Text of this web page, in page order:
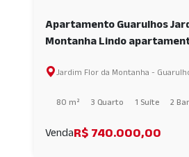
Apartamento Guarulhos
Montanha Lindo
Guarulhos - SP AI65108
Jardim Flor da Montanha -
80 m² 3 Quarto 1 Suíte 2
VendaR$ 740.000,00